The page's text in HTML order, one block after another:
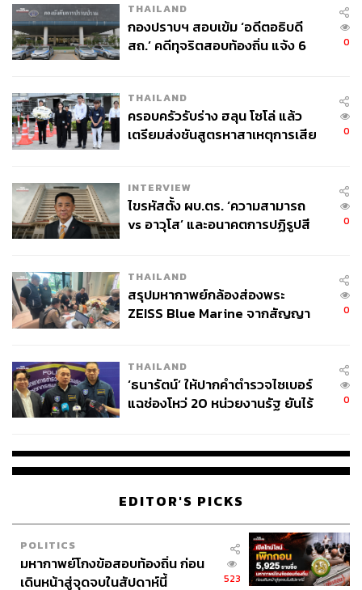
THAILAND
กองปราบฯ สอบเข้ม ‘อดีตอธิบดี
สถ.’ คดีทุจริตสอบท้องถิ่น แจ้ง 6
0
THAILAND
ครอบครัวรับร่าง ฮลุน โซโล่ แล้ว
เตรียมส่งชันสูตรหาสาเหตุการเสีย
0
INTERVIEW
ไขรหัสตั้ง ผบ.ตร. ‘ความสามารถ
vs อาวุโส’ และอนาคตการปฏิรูปสี
0
THAILAND
สรุปมหากาพย์กล้องส่องพระ
ZEISS Blue Marine จากสัญญา
จ่ายหนี้-แอบระบุแบรนด์
0
THAILAND
‘ธนารัตน์’ ให้ปากคำตำรวจไซเบอร์
แฉช่องโหว่ 20 หน่วยงานรัฐ ยันไร้
0
EDITOR'S PICKS
POLITICS
มหากาพย์โกงข้อสอบท้องถิ่น ก่อน
เดินหน้าสู่จุดจบในสัปดาห์นี้
523